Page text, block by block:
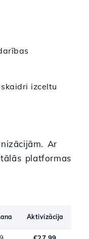
izceltu
Ar
platformas
Aktivizācija